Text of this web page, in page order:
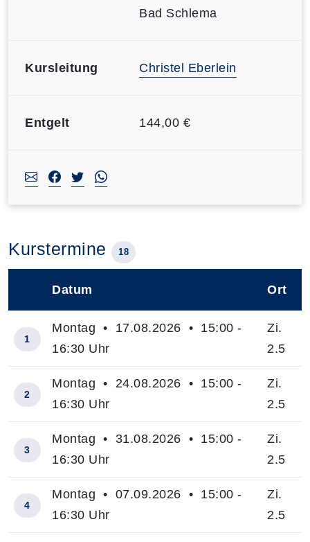
Bad Schlema
Kursleitung Christel Eberlein
Entgelt 144,00 €
Kurstermine 18
Datum Ort
1
Montag • 17.08.2026 • 15:00 -
16:30 Uhr
Zi.
2.5
2
Montag • 24.08.2026 • 15:00 -
16:30 Uhr
Zi.
2.5
3
Montag • 31.08.2026 • 15:00 -
16:30 Uhr
Zi.
2.5
4
Montag • 07.09.2026 • 15:00 -
16:30 Uhr
Zi.
2.5